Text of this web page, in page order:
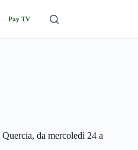
Pay TV
da mercoledì 24 a